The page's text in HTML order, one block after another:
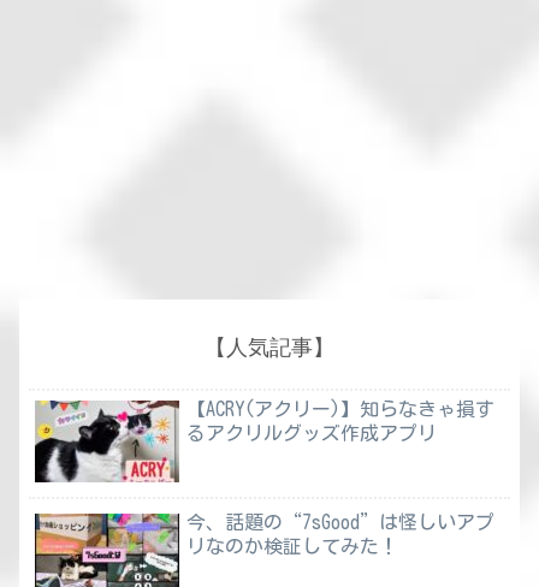
【人気記事】
【ACRY(アクリー)】知らなきゃ損す
るアクリルグッズ作成アプリ
今、話題の“7sGood”は怪しいアプ
リなのか検証してみた！